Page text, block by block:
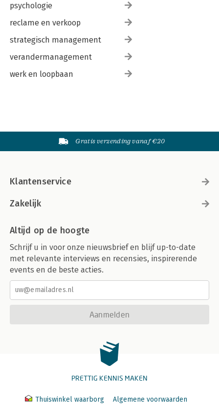
psychologie
reclame en verkoop
strategisch management
verandermanagement
werk en loopbaan
Gratis verzending vanaf €20
Klantenservice
Zakelijk
Altijd op de hoogte
Schrijf u in voor onze nieuwsbrief en blijf up-to-date
met relevante interviews en recensies, inspirerende
events en de beste acties.
Aanmelden
PRETTIG KENNIS MAKEN
Thuiswinkel waarborg Algemene voorwaarden